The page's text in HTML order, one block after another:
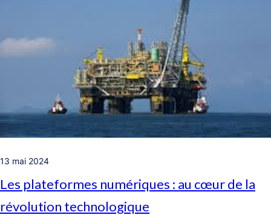
13 mai 2024
Les plateformes numériques : au cœur de la
révolution technologique